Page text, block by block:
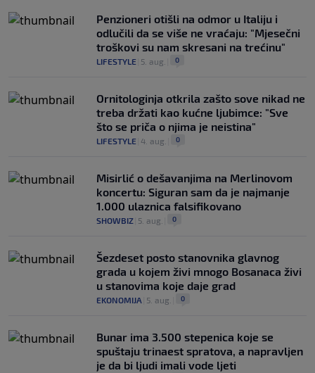
Penzioneri otišli na odmor u Italiju i
odlučili da se više ne vraćaju: "Mjesečni
troškovi su nam skresani na trećinu"
LIFESTYLE 5. aug. 0
Ornitologinja otkrila zašto sove nikad ne
treba držati kao kućne ljubimce: "Sve
što se priča o njima je neistina"
LIFESTYLE 4. aug. 0
Misirlić o dešavanjima na Merlinovom
koncertu: Siguran sam da je najmanje
1.000 ulaznica falsifikovano
SHOWBIZ 5. aug. 0
Šezdeset posto stanovnika glavnog
grada u kojem živi mnogo Bosanaca živi
u stanovima koje daje grad
EKONOMIJA 5. aug. 0
Bunar imа 3.500 stepenica koje se
spuštaju trinaest spratova, a napravljen
je da bi ljudi imali vode ljeti